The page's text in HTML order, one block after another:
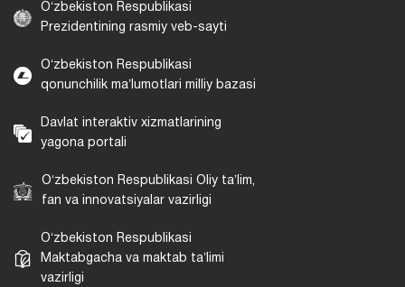
Oʻzbekiston Respublikasi
Prezidentining rasmiy veb-sayti
Oʻzbekiston Respublikasi
qonunchilik maʼlumotlari milliy bazasi
Davlat interaktiv xizmatlarining
yagona portali
Oʻzbekiston Respublikasi Oliy taʼlim,
fan va innovatsiyalar vazirligi
Oʻzbekiston Respublikasi
Maktabgacha va maktab taʼlimi
vazirligi